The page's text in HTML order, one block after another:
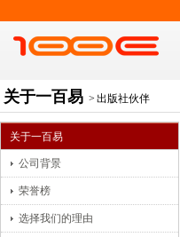
关于一百易 > 出版社伙伴
关于一百易
公司背景
荣誉榜
选择我们的理由